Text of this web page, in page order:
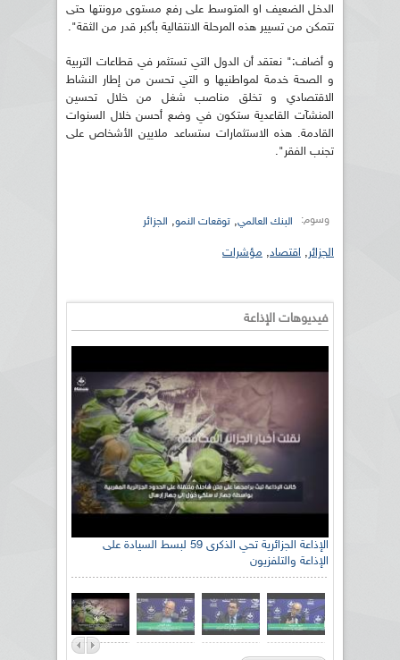
الدخل الضعيف او المتوسط على رفع مستوى مرونتها حتى
تتمكن من تسيير هذه المرحلة الانتقالية بأكبر قدر من الثقة".
و أضاف:" نعتقد أن الدول التي تستثمر في قطاعات التربية
و الصحة خدمة لمواطنيها و التي تحسن من إطار النشاط
الاقتصادي و تخلق مناصب شغل من خلال تحسين
المنشآت القاعدية ستكون في وضع أحسن خلال السنوات
القادمة. هذه الاستثمارات ستساعد ملايين الأشخاص على
تجنب الفقر".
وسوم: البنك العالمي, توقعات النمو, الجزائر
الجزائر, اقتصاد, مؤشرات
فيديوهات الإذاعة
الإذاعة الجزائرية تحي الذكرى 59 لبسط السيادة على
الإذاعة والتلفزيون